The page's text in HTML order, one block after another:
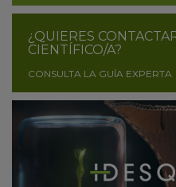
¿QUIERES
CIENTÍFICO/A?
CONSULTA LA GUÍA EXPERTA